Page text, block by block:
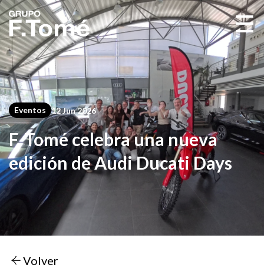
☰
Eventos 12 Jun 2026
F. Tomé celebra una nueva
edición de Audi Ducati Days
Volver